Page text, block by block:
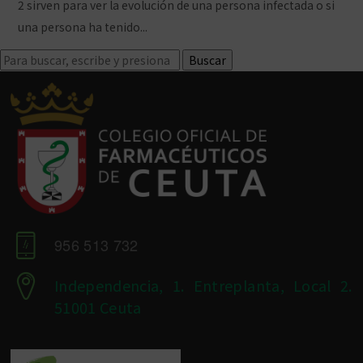
2 sirven para ver la evolución de una persona infectada o si
una persona ha tenido...
Buscar
956 513 732
Independencia, 1. Entreplanta, Local 2.
51001 Ceuta